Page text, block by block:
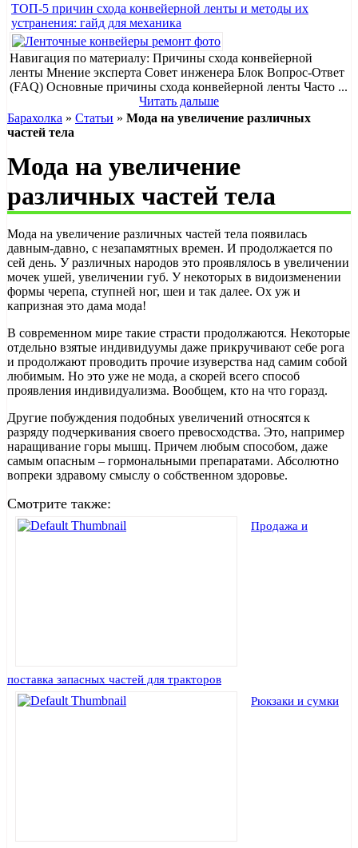
ТОП-5 причин схода конвейерной ленты и методы их
устранения: гайд для механика
Навигация по материалу: Причины схода конвейерной
ленты Мнение эксперта Совет инженера Блок Вопрос-Ответ
(FAQ) Основные причины схода конвейерной ленты Часто ...
Читать дальше
Барахолка » Статьи » Мода на увеличение различных
частей тела
Мода на увеличение
различных частей тела
Мода на увеличение различных частей тела появилась
давным-давно, с незапамятных времен. И продолжается по
сей день. У различных народов это проявлялось в увеличении
мочек ушей, увеличении губ. У некоторых в видоизменении
формы черепа, ступней ног, шеи и так далее. Ох уж и
капризная это дама мода!
В современном мире такие страсти продолжаются. Некоторые
отдельно взятые индивидуумы даже прикручивают себе рога
и продолжают проводить прочие изуверства над самим собой
любимым. Но это уже не мода, а скорей всего способ
проявления индивидуализма. Вообщем, кто на что горазд.
Другие побуждения подобных увеличений относятся к
разряду подчеркивания своего превосходства. Это, например
наращивание горы мышц. Причем любым способом, даже
самым опасным – гормональными препаратами. Абсолютно
вопреки здравому смыслу о собственном здоровье.
Смотрите также:
Продажа и
поставка запасных частей для тракторов
Рюкзаки и сумки